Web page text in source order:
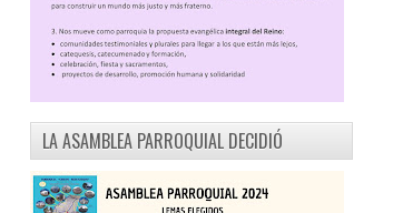
LA ASAMBLEA PARROQUIAL DECIDIÓ